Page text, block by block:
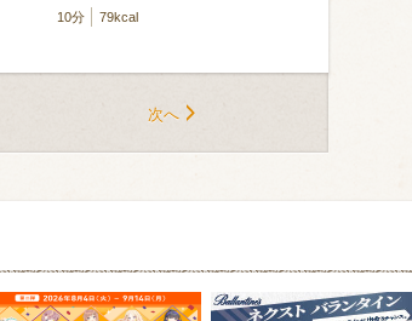
10分 79kcal
次へ